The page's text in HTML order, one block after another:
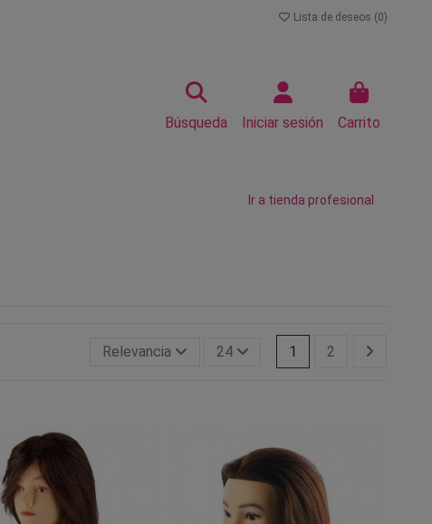
Lista de deseos (0)
Búsqueda Iniciar sesión Carrito
Ir a tienda profesional
Relevancia 24 1 2